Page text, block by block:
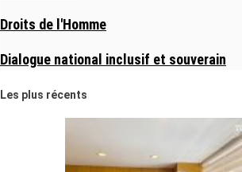
Droits de l'Homme
Dialogue national inclusif et souverain
Les plus récents